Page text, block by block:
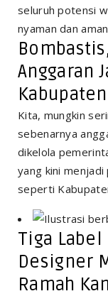
Anggaran
Kita, mungkin
sebenarnya
dikelola
yang kini
seperti
Tiga
Designer
Ramah